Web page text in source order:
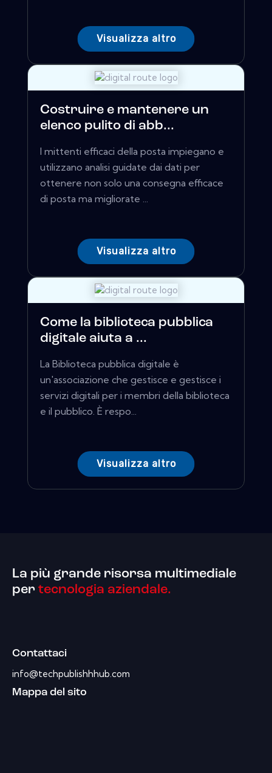
Visualizza altro
Costruire e mantenere un
elenco pulito di abb...
I mittenti efficaci della posta impiegano e
utilizzano analisi guidate dai dati per
ottenere non solo una consegna efficace
di posta ma migliorate ...
Visualizza altro
Come la biblioteca pubblica
digitale aiuta a ...
La Biblioteca pubblica digitale è
un'associazione che gestisce e gestisce i
servizi digitali per i membri della biblioteca
e il pubblico. È respo...
Visualizza altro
La più grande risorsa multimediale
per tecnologia aziendale.
Contattaci
info@techpublishhhub.com
Mappa del sito